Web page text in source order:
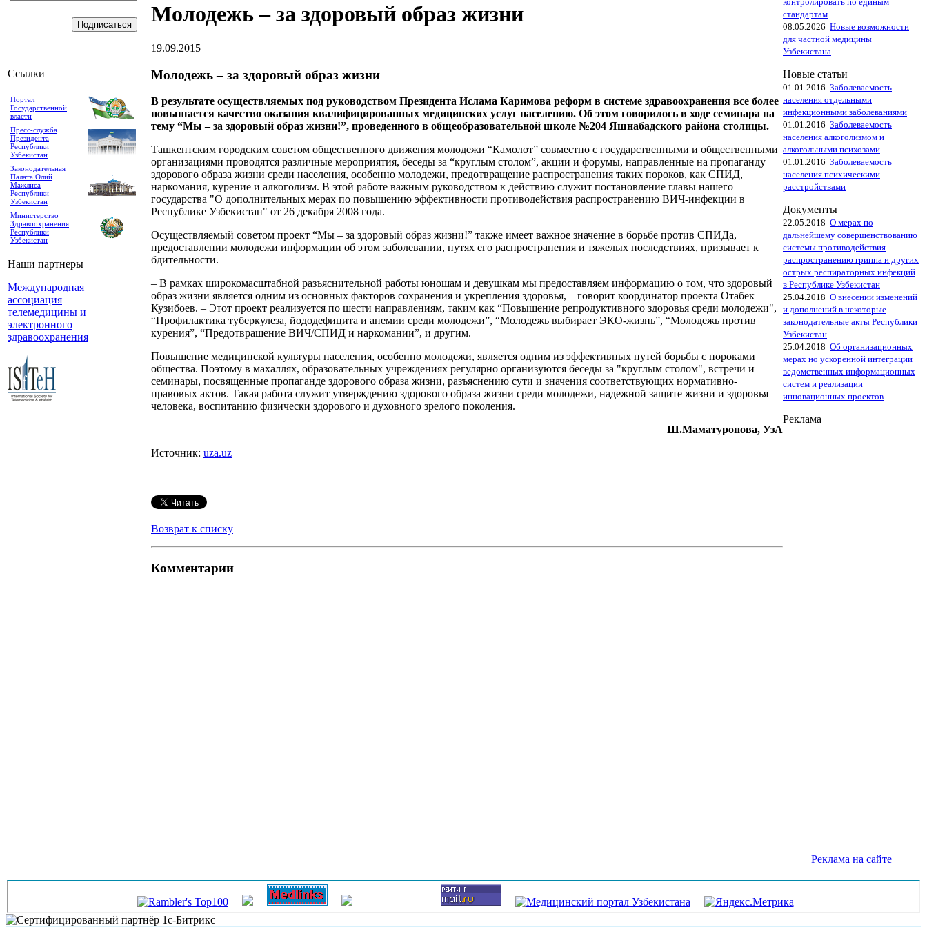
Ссылки
Портал
Государственной
власти
Пресс-служба
Президента
Республики
Узбекистан
Законодательная
Палата Олий
Мажлиса
Республики
Узбекистан
Министерство
Здравоохранения
Республики
Узбекистан
Наши партнеры
Международная
ассоциация
телемедицины и
электронного
здравоохранения
Молодежь – за здоровый образ жизни
19.09.2015
Молодежь – за здоровый образ жизни
В результате осуществляемых под руководством Президента Ислама Каримова реформ в системе здравоохранения все более
повышается качество оказания квалифицированных медицинских услуг населению. Об этом говорилось в ходе семинара на
тему “Мы – за здоровый образ жизни!”, проведенного в общеобразовательной школе №204 Яшнабадского района столицы.
Ташкентским городским советом общественного движения молодежи “Камолот” совместно с государственными и общественными
организациями проводятся различные мероприятия, беседы за “круглым столом”, акции и форумы, направленные на пропаганду
здорового образа жизни среди населения, особенно молодежи, предотвращение распространения таких пороков, как СПИД,
наркомания, курение и алкоголизм. В этой работе важным руководством к действию служит постановление главы нашего
государства "О дополнительных мерах по повышению эффективности противодействия распространению ВИЧ-инфекции в
Республике Узбекистан" от 26 декабря 2008 года.
Осуществляемый советом проект “Мы – за здоровый образ жизни!” также имеет важное значение в борьбе против СПИДа,
предоставлении молодежи информации об этом заболевании, путях его распространения и тяжелых последствиях, призывает к
бдительности.
– В рамках широкомасштабной разъяснительной работы юношам и девушкам мы предоставляем информацию о том, что здоровый
образ жизни является одним из основных факторов сохранения и укрепления здоровья, – говорит координатор проекта Отабек
Кузибоев. – Этот проект реализуется по шести направлениям, таким как “Повышение репродуктивного здоровья среди молодежи",
“Профилактика туберкулеза, йододефицита и анемии среди молодежи”, “Молодежь выбирает ЭКО-жизнь”, “Молодежь против
курения”, “Предотвращение ВИЧ/СПИД и наркомании”, и другим.
Повышение медицинской культуры населения, особенно молодежи, является одним из эффективных путей борьбы с пороками
общества. Поэтому в махаллях, образовательных учреждениях регулярно организуются беседы за "круглым столом", встречи и
семинары, посвященные пропаганде здорового образа жизни, разъяснению сути и значения соответствующих нормативно-
правовых актов. Такая работа служит утверждению здорового образа жизни среди молодежи, надежной защите жизни и здоровья
человека, воспитанию физически здорового и духовного зрелого поколения.
Ш.Маматуропова, УзА
Источник: uza.uz
Возврат к списку
Комментарии
стандартам
08.05.2026 Новые возможности
для частной медицины
Узбекистана
Новые статьи
01.01.2016 Заболеваемость
населения отдельными
инфекционными заболеваниями
01.01.2016 Заболеваемость
населения алкоголизмом и
алкогольными психозами
01.01.2016 Заболеваемость
населения психическими
расстройствами
Документы
22.05.2018 О мерах по
дальнейшему совершенствованию
системы противодействия
распространению гриппа и других
острых респираторных инфекций
в Республике Узбекистан
25.04.2018 О внесении изменений
и дополнений в некоторые
законодательные акты Республики
Узбекистан
25.04.2018 Об организационных
мерах но ускоренной интеграции
ведомственных информационных
систем и реализации
инновационных проектов
Реклама
Реклама на сайте